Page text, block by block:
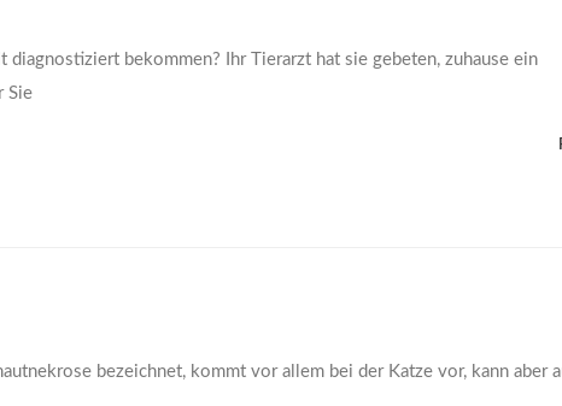
bekommen? Ihr Tierarzt hat sie gebeten, zuhause ein
Sie
bezeichnet, kommt vor allem bei der Katze vor, kann aber